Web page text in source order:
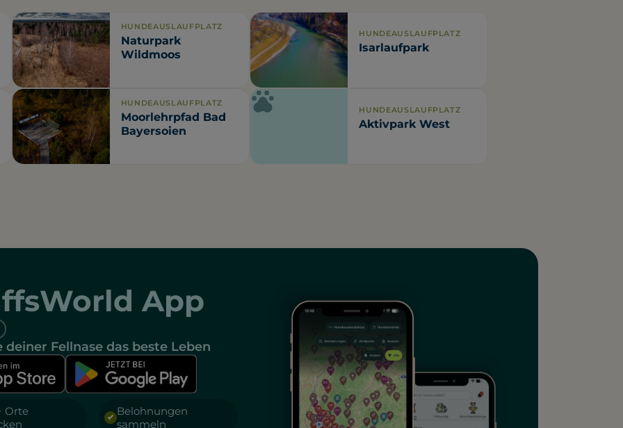
HUNDEAUSLAUFPLATZ
Naturpark
Wildmoos
HUNDEAUSLAUFPLATZ
Isarlaufpark
HUNDEAUSLAUFPLATZ
Moorlehrpfad Bad
Bayersoien
HUNDEAUSLAUFPLATZ
Aktivpark West
App
deiner Fellnase das beste Leben
Orte
Belohnungen
sammeln